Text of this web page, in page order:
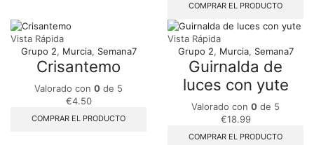
COMPRAR EL PRODUCTO
Vista Rápida
Grupo 2, Murcia, Semana7
Crisantemo
Valorado con 0 de 5
€4.50
COMPRAR EL PRODUCTO
Vista Rápida
Grupo 2, Murcia, Semana7
Guirnalda de
luces con yute
Valorado con 0 de 5
€18.99
COMPRAR EL PRODUCTO